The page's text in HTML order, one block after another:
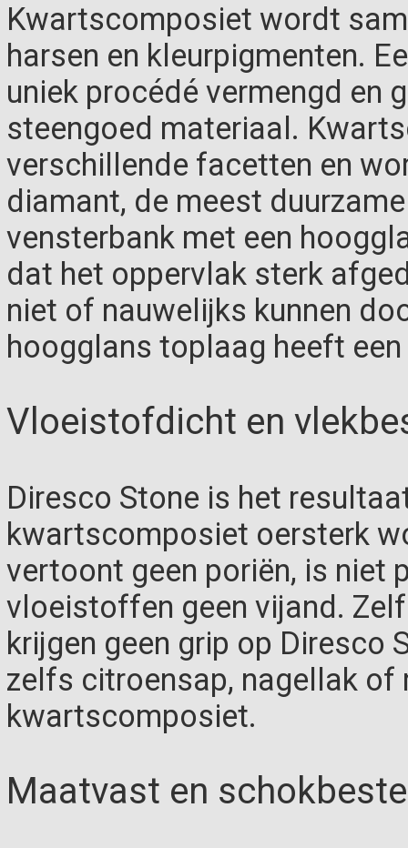
Kwartscomposiet wordt
harsen en kleurpigmenten.
uniek procédé vermengd en
steengoed materiaal.
verschillende facetten en
diamant, de meest
vensterbank met een
dat het oppervlak sterk
niet of nauwelijks kunnen
hoogglans toplaag heeft
Vloeistofdicht en
Diresco Stone is het
kwartscomposiet oersterk
vertoont geen poriën, is niet
vloeistoffen geen vijand.
krijgen geen grip op Diresco
zelfs citroensap, nagellak of
kwartscomposiet.
Maatvast en